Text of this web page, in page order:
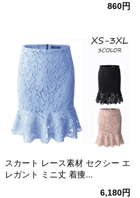
860円
スカート レース素材 セクシー エ
レガント ミニ丈 着痩...
6,180円